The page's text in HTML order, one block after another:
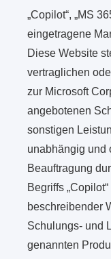
„Copilot“, „MS
eingetragene
Diese Website
vertraglichen
zur Microsoft
angebotenen
sonstigen
unabhängig und
Beauftragung
Begriffs
beschreibender
Schulungs- und
genannten